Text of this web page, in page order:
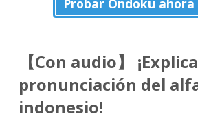
Probar Ondoku ahora
【Con audio】
pronunciación del
indonesio!